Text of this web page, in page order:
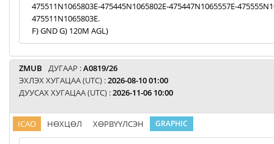
475511N1065803E-475445N1065802E-475447N1065557E-
475511N1065803E.
F) GND G) 120M AGL)
ZMUB ДУГААР :A0819/26
ЭХЛЭХ ХУГАЦАА (UTC) :2026-08-10 01:00
ДУУСАХ ХУГАЦАА (UTC) :2026-11-06 10:00
ICAO НӨХЦӨЛ ХӨРВҮҮЛСЭН GRAPHIC